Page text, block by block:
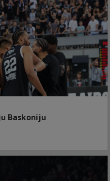
Baskoniju